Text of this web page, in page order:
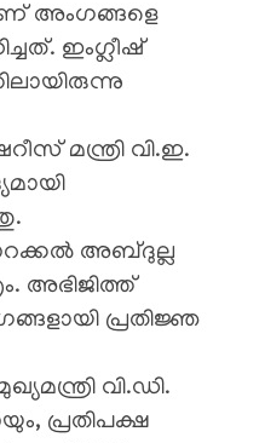
അംഗങ്ങളെ
ഇംഗ്ലീഷ്
മന്ത്രി വി.ഇ.
അബ്ദുല്ല
അഭിജിത്ത്
പ്രതിജ്ഞ
വി.ഡി.
പ്രതിപക്ഷ